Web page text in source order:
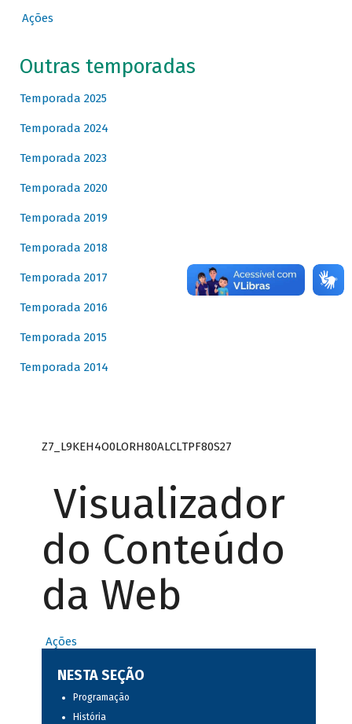
Ações
Outras temporadas
Temporada 2025
Temporada 2024
Temporada 2023
Temporada 2020
Temporada 2019
Temporada 2018
Temporada 2017
Temporada 2016
Temporada 2015
Temporada 2014
Z7_L9KEH4O0LORH80ALCLTPF80S27
Visualizador
do Conteúdo
da Web
Ações
NESTA SEÇÃO
Programação
História